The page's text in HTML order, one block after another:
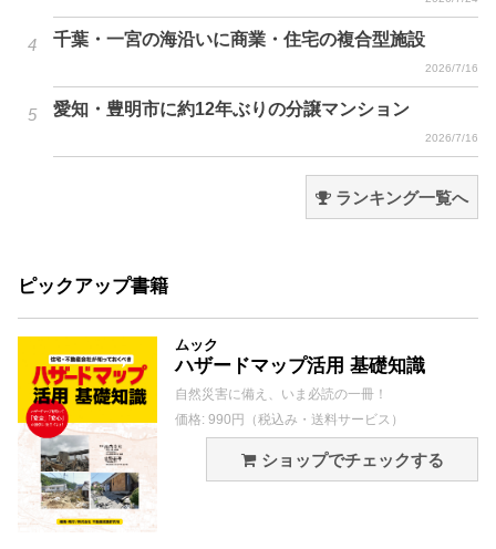
千葉・一宮の海沿いに商業・住宅の複合型施設
2026/7/16
愛知・豊明市に約12年ぶりの分譲マンション
2026/7/16
ランキング一覧へ
ピックアップ書籍
ムック
ハザードマップ活用 基礎知識
自然災害に備え、いま必読の一冊！
価格: 990円（税込み・送料サービス）
ショップでチェックする